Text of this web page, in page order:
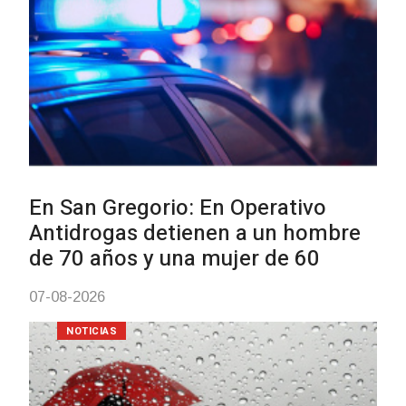
Facultad de Artes llega a Durazno
con dos cursos de formación
03-08-2026
NOTICIAS
NOTICIAS